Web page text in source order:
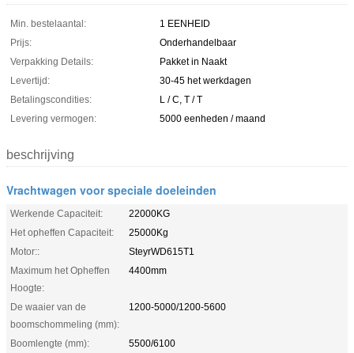
Min. bestelaantal:
1 EENHEID
Prijs:
Onderhandelbaar
Verpakking Details:
Pakket in Naakt
Levertijd:
30-45 het werkdagen
Betalingscondities:
L / C, T / T
Levering vermogen:
5000 eenheden / maand
beschrijving
Vrachtwagen voor speciale doeleinden
Werkende Capaciteit:
22000KG
Het opheffen Capaciteit:
25000Kg
Motor::
SteyrWD615T1
Maximum het Opheffen
Hoogte:
4400mm
De waaier van de
boomschommeling (mm):
1200-5000/1200-5600
Boomlengte (mm):
5500/6100